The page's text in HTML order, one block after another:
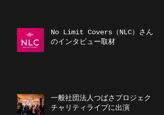
No Limit Covers（NLC）さん
のインタビュー取材
一般社団法人つばさプロジェクト
チャリティライブに出演